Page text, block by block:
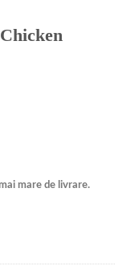
mare de livrare.
Hollow Rolls 110 g